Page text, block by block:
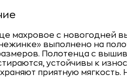
махровое с новогодней
выполнено на
Полотенца с
устойчивы к
приятную мягкость.